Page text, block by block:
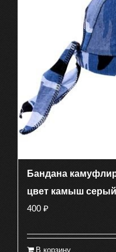
Бандана
цвет камыш серый
400 ₽
В корзину